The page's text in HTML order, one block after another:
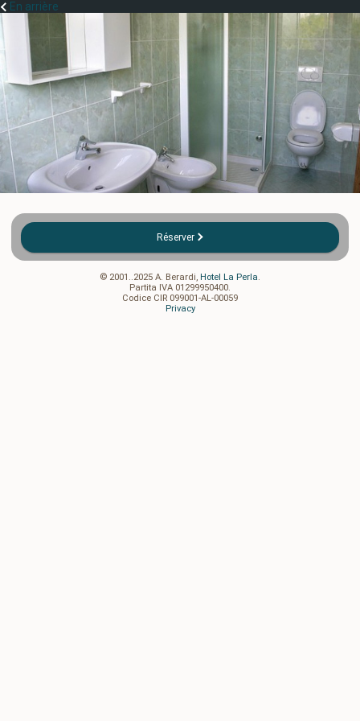
En arrière
Réserver
© 2001..2025 A. Berardi, Hotel La Perla.
Partita IVA 01299950400.
Codice CIR 099001-AL-00059
Privacy